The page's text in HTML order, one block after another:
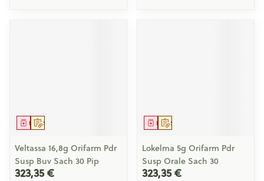
Sur prescription
Médicament
Veltassa 16,8g Orifarm Pdr
Susp Buv Sach 30 Pip
323,35 €
Sur prescription
Médicament
Lokelma 5g Orifarm Pdr
Susp Orale Sach 30
323,35 €